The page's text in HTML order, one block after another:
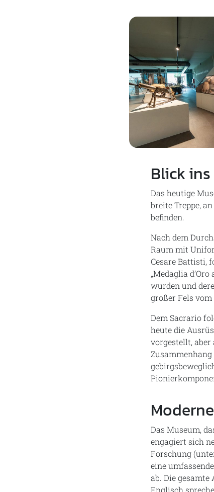
Blick
Das heutige
breite Treppe,
befinden.
Nach dem
Raum mit
Cesare Battisti,
„Medaglia
wurden und
großer Fels
Dem Sacrario
heute die
vorgestellt, aber
Das Museum,
engagiert sich
Forschung
eine
ab. Die
Englisch